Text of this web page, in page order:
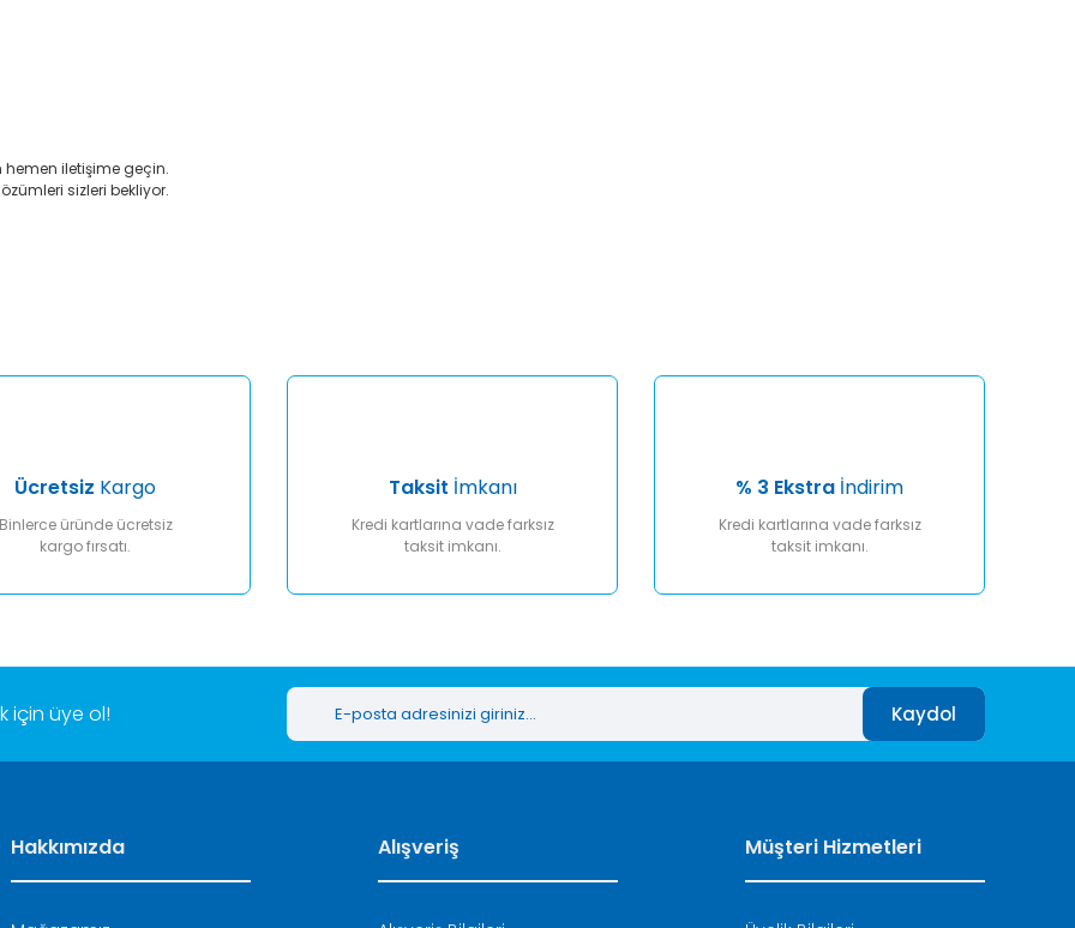
iletişime geçin.
sizleri bekliyor.
Gönder
Ücretsiz Kargo
üründe ücretsiz
kargo fırsatı.
Taksit İmkanı
Kredi kartlarına vade farksız
taksit imkanı.
% 3 Ekstra İndirim
Kredi kartlarına vade farksız
taksit imkanı.
için üye ol! Kaydol
Hakkımızda Alışveriş Müşteri Hizmetleri